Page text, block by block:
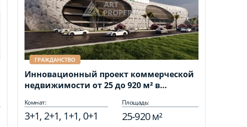
ГРАЖДАНСТВО
Инновационный проект коммерческой
недвижимости от 25 до 920 м² в
Комнат:
3+1, 2+1, 1+1, 0+1
Площадь:
25-920 м²